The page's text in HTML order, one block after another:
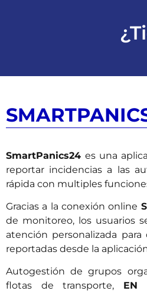
SmartPanics24es una
reportar incidencias a las
rápida con multiples
Gracias a la conexión online
de monitoreo, los usuarios
atención personalizada
reportadas desde la
Autogestión de grupos
flotas de transporte, EN